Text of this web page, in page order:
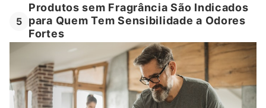
5
Produtos sem Fragrância São Indicados
para Quem Tem Sensibilidade a Odores
Fortes